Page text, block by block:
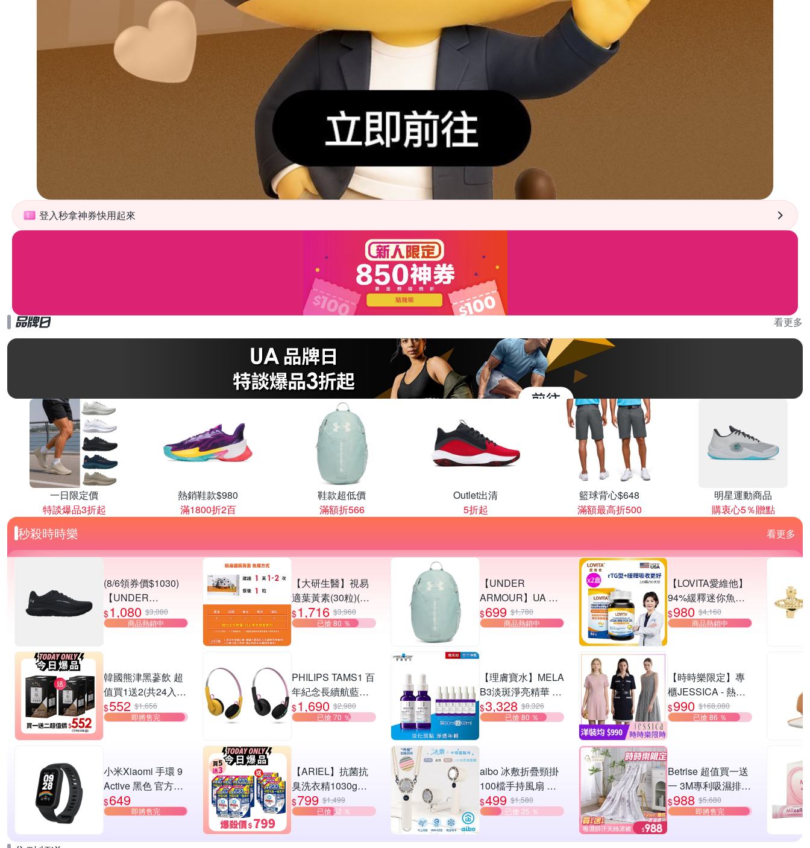
登入秒拿神券快用起來
看更多
一日限定價
特談爆品3折起
熱銷鞋款$980
滿1800折2百
鞋款超低價
滿額折566
Outlet出清
5折起
籃球背心$648
滿額最高折500
明星運動商品
購衷心5％贈點
秒殺時時樂 看更多
(8/6領券價$1030)
【UNDER
ARMOUR】UA
Charged Rogue 5
$1,080 $3,080
商品熱銷中
韓國熊津黑蔘飲 超
值買1送2(共24入
組)
$552 $1,656
即將售完
小米Xiaomi 手環 9
Active 黑色 官方旗
艦館
$649
即將售完
【大研生醫】視易
適葉黃素(30粒)(第2
件3折)(共計2盒)
$1,716 $3,960
已搶 80 ％
PHILIPS TAMS1 百
年紀念長續航藍牙
6.0耳罩耳機
$1,690 $2,980
已搶 70 ％
【ARIEL】抗菌抗
臭洗衣精1030g補
充包 X8 (抗菌去漬/
室內晾曬) 兩款任選
$799 $1,499
已搶 52 ％
【UNDER
ARMOUR】UA 男
女同款 Hustle Lite
後背包 多款任選
$699 $1,780
商品熱銷中
【理膚寶水】MELA
B3淡斑淨亮精華 雙
入特談組
$3,328 $8,326
已搶 80 ％
aibo 冰敷折疊頸掛
100檔手持風扇 任
選均一價
$499 $1,580
已搶 25 ％
【LOVITA愛維他】
94%緩釋迷你魚油
(120顆x2盒)
$980 $4,160
商品熱銷中
【時時樂限定】專
櫃JESSICA - 熱銷
洋裝-20款任選(原價
16,800/0.06折up)獨
$990 $168,080
已搶 86 ％
Betrise 超值買一送
一 3M專利吸濕排汗
天絲鋪棉涼被
150x195cm(多款任
$988 $5,680
即將售完